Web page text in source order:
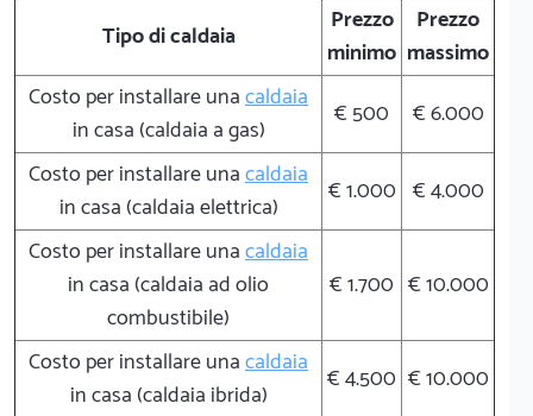
Tipo di caldaia
Prezzo
minimo
Prezzo
massimo
Costo per installare unacaldaia
in casa (caldaia a gas)
€ 500
€ 6.000
Costo per installare unacaldaia
in casa (caldaia elettrica)
€ 1.000 € 4.000
Costo per installare unacaldaia
in casa (caldaia ad olio
combustibile)
€ 1.700 € 10.000
Costo per installare unacaldaia
in casa (caldaia ibrida)
€ 4.500 € 10.000